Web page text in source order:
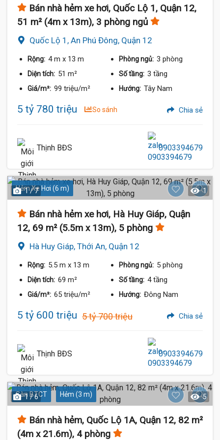
Bán nhà hẻm xe hơi, Quốc Lộ 1, Quận 12,
51 m² (4m x 13m), 3 phòng ngủ
Quốc Lộ 1, An Phú Đông, Quận 12
Rộng: 4 m x 13 m Phòng ngủ: 3 phòng
Diện tích: 51 m² Số tầng: 3 tầng
Giá/m²: 99 triệu/m² Hướng: Tây Nam
5 tỷ 780 triệu So sánh Chia sẻ
Thịnh BĐS 0903394679
Hẻm Xe Hơi (6 m)
1 / 7 1
Bán nhà hẻm xe hơi, Hà Huy Giáp, Quận
12, 69 m² (5.5m x 13m), 5 phòng
Hà Huy Giáp, Thới An, Quận 12
Rộng: 5.5 m x 13 m Phòng ngủ: 5 phòng
Diện tích: 69 m² Số tầng: 4 tầng
Giá/m²: 65 triệu/m² Hướng: Đông Nam
5 tỷ 600 triệu 5 tỷ 700 triệu Chia sẻ
Thịnh BĐS 0903394679
Sàn BTCT Hẻm (3 m)
1 / 6 5
Bán nhà hẻm, Quốc Lộ 1A, Quận 12, 82 m²
(4m x 21.6m), 4 phòng